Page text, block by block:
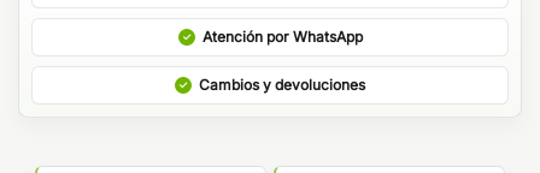
Atención por WhatsApp
Cambios y devoluciones